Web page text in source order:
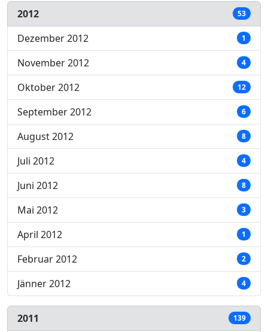
2012 53
Dezember 2012 1
November 2012 4
Oktober 2012 12
September 2012 6
August 2012 8
Juli 2012 4
Juni 2012 8
Mai 2012 3
April 2012 1
Februar 2012 2
Jänner 2012 4
2011 139